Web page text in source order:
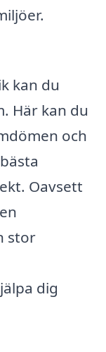
kan du
Här kan du
och
Oavsett
stor
dig